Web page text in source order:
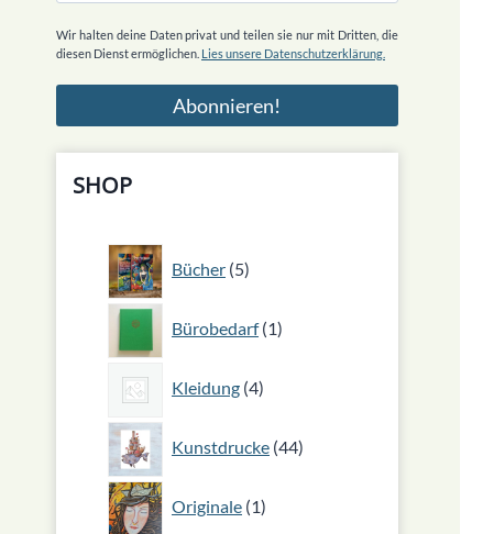
Wir halten deine Daten privat und teilen sie nur mit Dritten, die
diesen Dienst ermöglichen. Lies unsere Datenschutzerklärung.
SHOP
Bücher 5
5
Produkte
Bürobedarf 1
1
Produkt
Kleidung 4
4
Produkte
Kunstdrucke 44
44
Produkte
Originale 1
1
Produkt